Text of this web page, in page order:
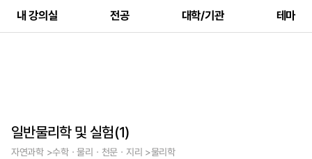
내 강의실 전공 대학/기관 테마
일반물리학 및 실험(1)
자연과학 >수학ㆍ물리ㆍ천문ㆍ지리 >물리학